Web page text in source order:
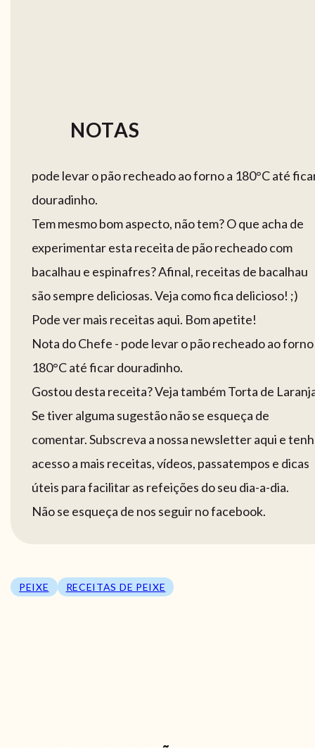
NOTAS
pode levar o pão recheado ao forno a 180°C até
douradinho.
Tem mesmo bom aspecto, não tem? O que acha de
experimentar esta receita de pão recheado com
bacalhau e espinafres? Afinal, receitas de bacalhau
são sempre deliciosas. Veja como fica delicioso! ;)
Pode ver mais receitas aqui. Bom apetite!
Nota do Chefe - pode levar o pão recheado ao forno
180°C até ficar douradinho.
Gostou desta receita? Veja também Torta de
Se tiver alguma sugestão não se esqueça de
comentar. Subscreva a nossa newsletter aqui e
acesso a mais receitas, vídeos, passatempos e dicas
úteis para facilitar as refeições do seu dia-a-dia.
Não se esqueça de nos seguir no facebook.
PEIXE RECEITAS DE PEIXE